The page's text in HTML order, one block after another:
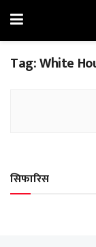
Tag:White
सिफारिस